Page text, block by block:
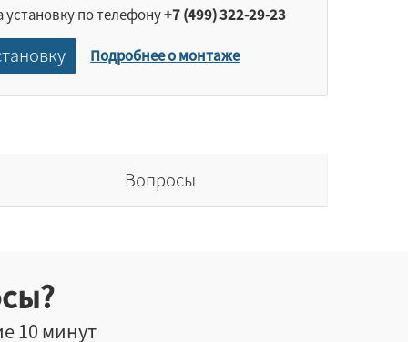
установку по телефону+7 (499) 322-29-23
Подробнее о монтаже
Вопросы
10 минут